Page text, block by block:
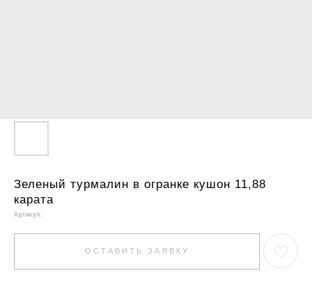
Зеленый турмалин в огранке кушон 11,88
карата
Артикул:
ОСТАВИТЬ ЗАЯВКУ